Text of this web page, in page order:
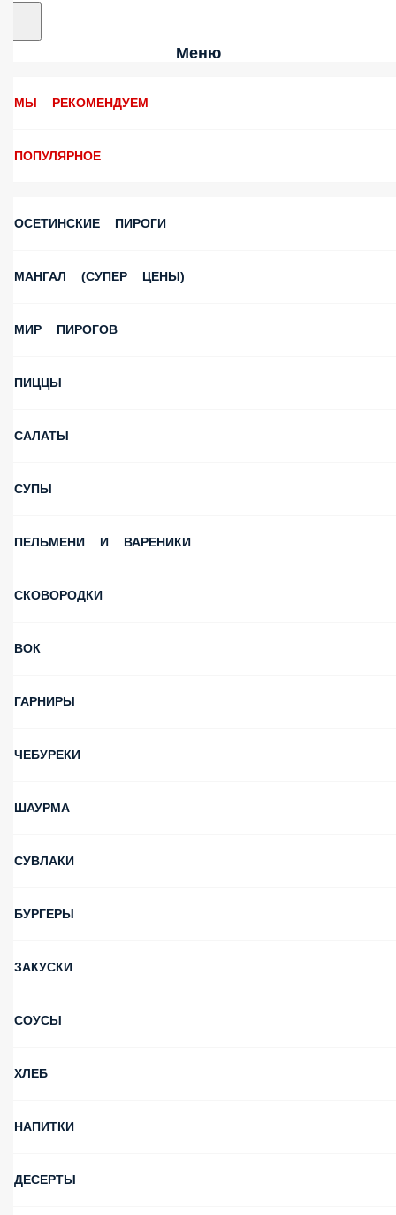
Меню
МЫ РЕКОМЕНДУЕМ
ПОПУЛЯРНОЕ
ОСЕТИНСКИЕ ПИРОГИ
МАНГАЛ (СУПЕР ЦЕНЫ)
МИР ПИРОГОВ
ПИЦЦЫ
САЛАТЫ
СУПЫ
ПЕЛЬМЕНИ И ВАРЕНИКИ
СКОВОРОДКИ
ВОК
ГАРНИРЫ
ЧЕБУРЕКИ
ШАУРМА
СУВЛАКИ
БУРГЕРЫ
ЗАКУСКИ
СОУСЫ
ХЛЕБ
НАПИТКИ
ДЕСЕРТЫ